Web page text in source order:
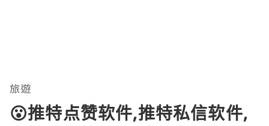
旅遊
😮推特点赞软件,推特私信软件,